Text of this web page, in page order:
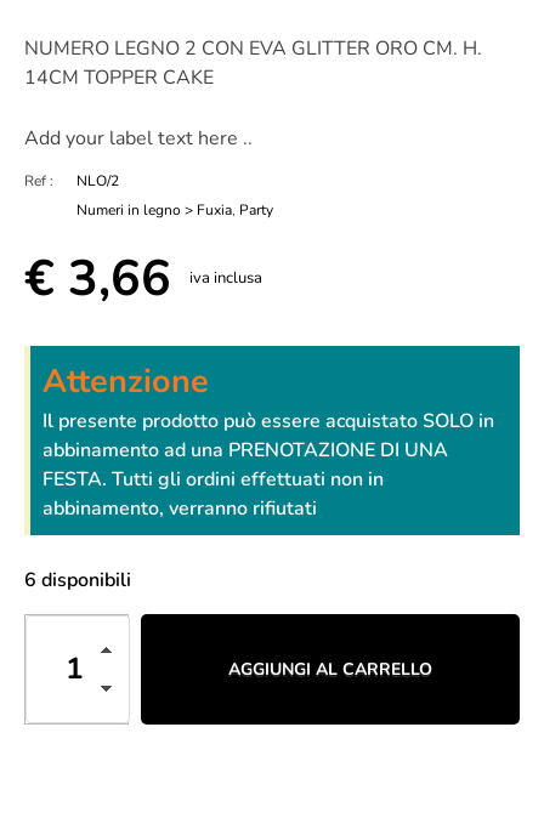
NUMERO LEGNO 2 CON EVA GLITTER ORO CM. H.
14CM TOPPER CAKE
Add your label text here ..
Ref :
NLO/2
Numeri in legno > Fuxia, Party
€ 3,66 iva inclusa
Attenzione
Il presente prodotto può essere acquistato SOLO in
abbinamento ad una PRENOTAZIONE DI UNA
FESTA. Tutti gli ordini effettuati non in
abbinamento, verranno rifiutati
6 disponibili
AGGIUNGI AL CARRELLO